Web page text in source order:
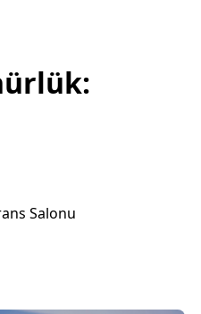
Salonu